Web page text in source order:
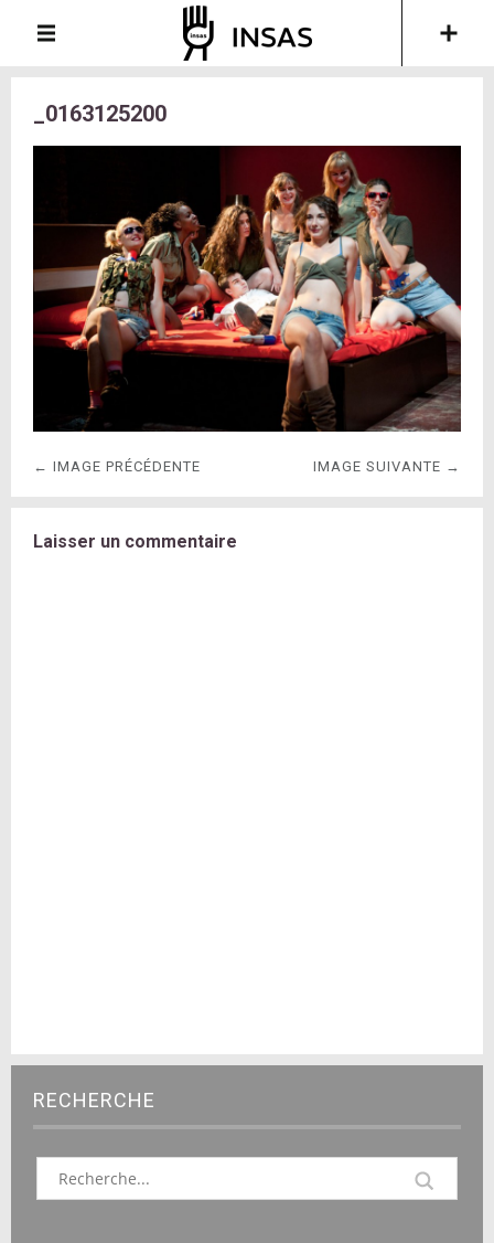
_0163125200
← IMAGE PRÉCÉDENTE IMAGE SUIVANTE →
Laisser un commentaire
RECHERCHE